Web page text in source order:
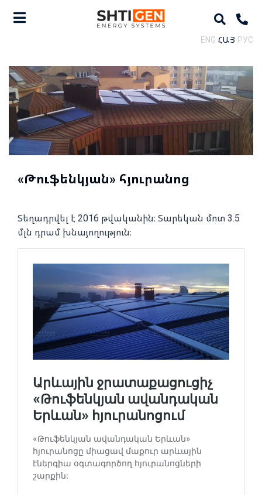
ENG ՀԱՅ РУС
«Թուֆենկյան» հյուրանոց
Տեղադրվել է 2016 թվականին։ Տարեկան մոտ 3.5
մլն դրամ խնայողություն։